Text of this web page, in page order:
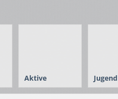
Aktive Jugend